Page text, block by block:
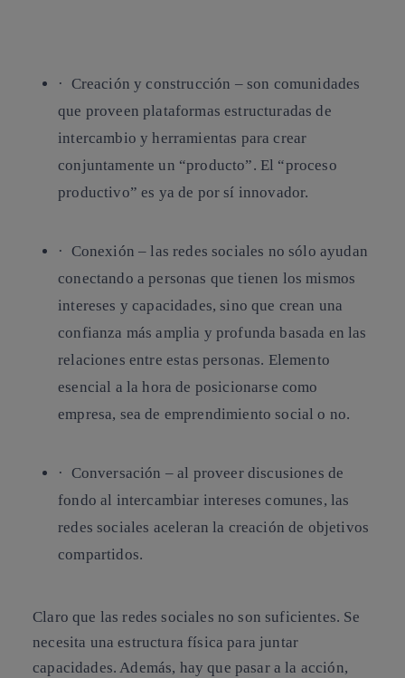
· Creación y construcción – son comunidades
que proveen plataformas estructuradas de
intercambio y herramientas para crear
conjuntamente un “producto”. El “proceso
productivo” es ya de por sí innovador.
· Conexión – las redes sociales no sólo ayudan
conectando a personas que tienen los mismos
intereses y capacidades, sino que crean una
confianza más amplia y profunda basada en las
relaciones entre estas personas. Elemento
esencial a la hora de posicionarse como
empresa, sea de emprendimiento social o no.
· Conversación –al proveer discusiones de
fondo al intercambiar intereses comunes, las
redes sociales aceleran la creación de objetivos
compartidos.
Claro que las redes sociales no son suficientes. Se
necesita una estructura física para juntar
capacidades. Además, hay que pasar a la acción,